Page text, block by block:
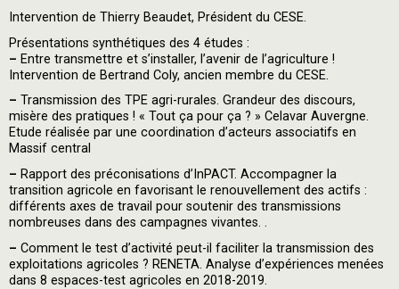
Intervention de Thierry Beaudet, Président du CESE.
Présentations synthétiques des 4 études :
– Entre transmettre et s’installer, l’avenir de l’agriculture !
Intervention de Bertrand Coly, ancien membre du CESE.
– Transmission des TPE agri-rurales. Grandeur des discours,
misère des pratiques ! « Tout ça pour ça ? » Celavar Auvergne.
Etude réalisée par une coordination d’acteurs associatifs en
Massif central
– Rapport des préconisations d’InPACT. Accompagner la
transition agricole en favorisant le renouvellement des actifs :
différents axes de travail pour soutenir des transmissions
nombreuses dans des campagnes vivantes. .
– Comment le test d’activité peut-il faciliter la transmission des
exploitations agricoles ? RENETA. Analyse d’expériences menées
dans 8 espaces-test agricoles en 2018-2019.